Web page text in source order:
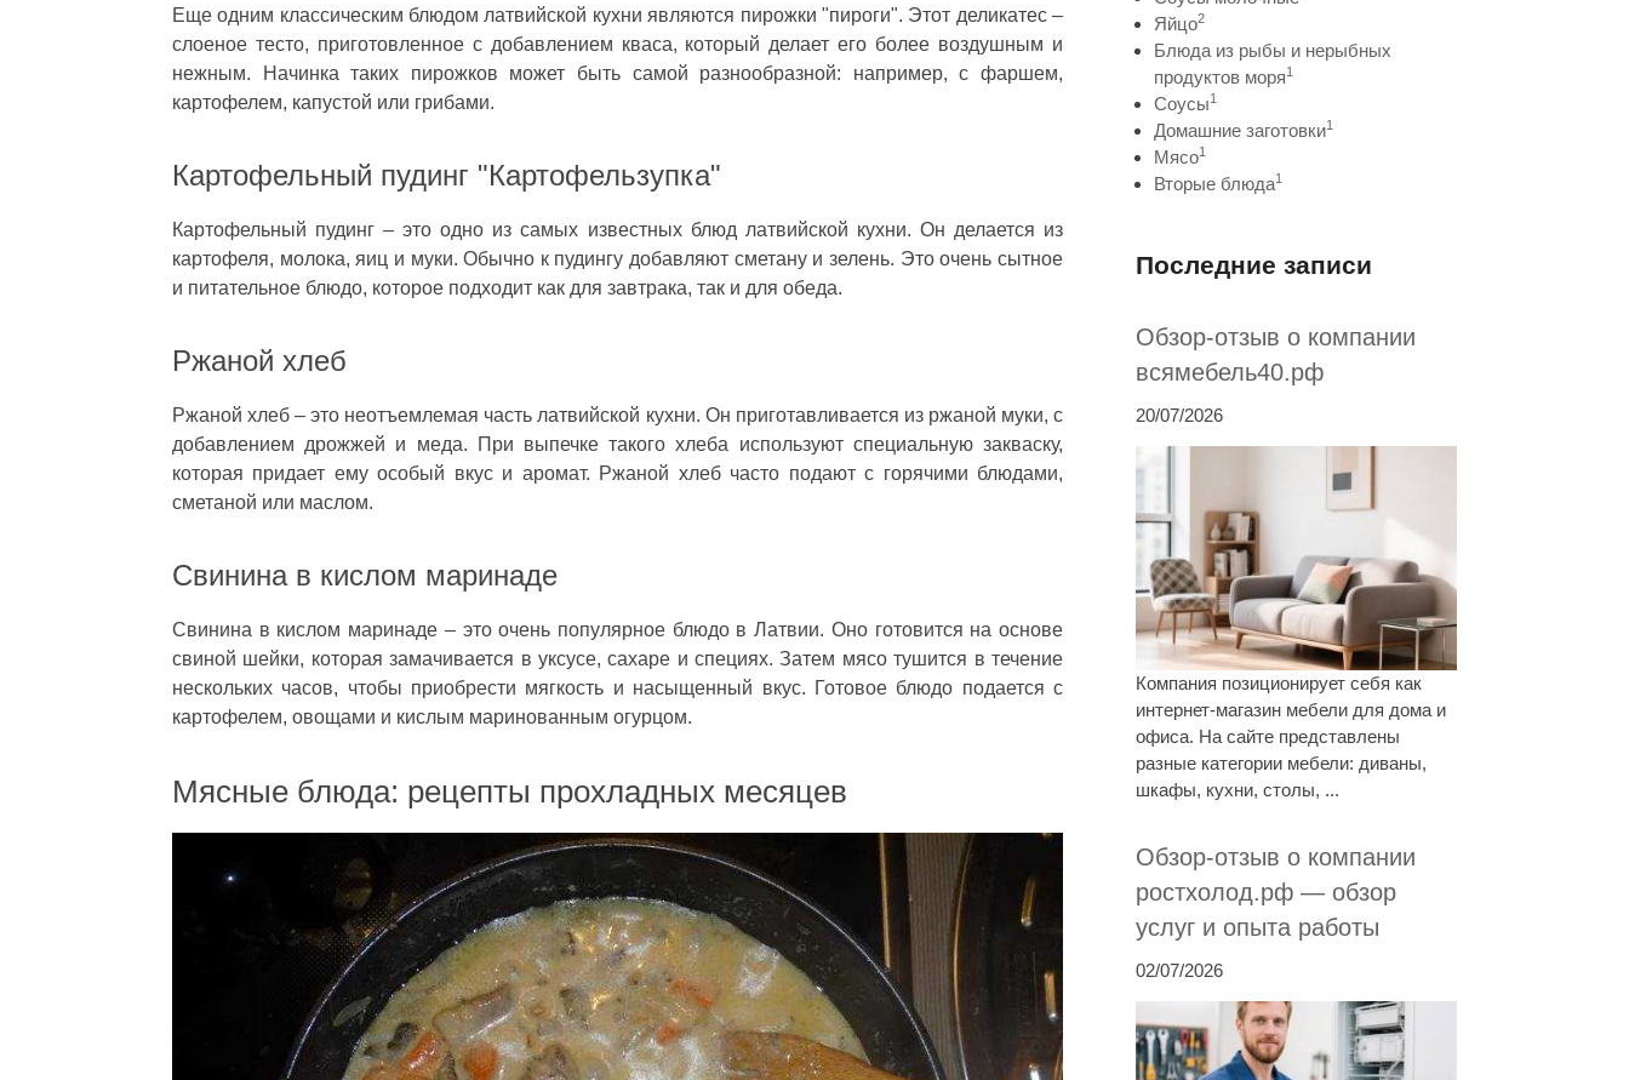
Еще одним классическим блюдом латвийской кухни являются пирожки "пироги". Этот деликатес –
слоеное тесто, приготовленное с добавлением кваса, который делает его более воздушным и
нежным. Начинка таких пирожков может быть самой разнообразной: например, с фаршем,
картофелем, капустой или грибами.
Картофельный пудинг "Картофельзупка"
Картофельный пудинг – это одно из самых известных блюд латвийской кухни. Он делается из
картофеля, молока, яиц и муки. Обычно к пудингу добавляют сметану и зелень. Это очень сытное
и питательное блюдо, которое подходит как для завтрака, так и для обеда.
Ржаной хлеб
Ржаной хлеб – это неотъемлемая часть латвийской кухни. Он приготавливается из ржаной муки, с
добавлением дрожжей и меда. При выпечке такого хлеба используют специальную закваску,
которая придает ему особый вкус и аромат. Ржаной хлеб часто подают с горячими блюдами,
сметаной или маслом.
Свинина в кислом маринаде
Свинина в кислом маринаде – это очень популярное блюдо в Латвии. Оно готовится на основе
свиной шейки, которая замачивается в уксусе, сахаре и специях. Затем мясо тушится в течение
нескольких часов, чтобы приобрести мягкость и насыщенный вкус. Готовое блюдо подается с
картофелем, овощами и кислым маринованным огурцом.
Мясные блюда: рецепты прохладных месяцев
Яйцо2
Блюда из рыбы и нерыбных
продуктов моря1
Соусы1
Домашние заготовки1
Мясо1
Вторые блюда1
Последние записи
Обзор-отзыв о компании
всямебель40.рф
20/07/2026
Компания позиционирует себя как
интернет-магазин мебели для дома и
офиса. На сайте представлены
разные категории мебели: диваны,
шкафы, кухни, столы, ...
Обзор-отзыв о компании
ростхолод.рф — обзор
услуг и опыта работы
02/07/2026